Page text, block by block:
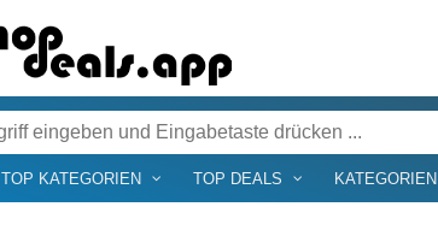
TOP KATEGORIEN TOP DEALS KATEGORIEN